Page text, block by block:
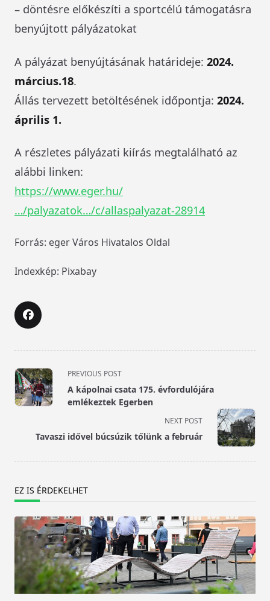
– döntésre előkészíti a sportcélú támogatásra
benyújtott pályázatokat
A pályázat benyújtásának határideje: 2024.
március.18.
Állás tervezett betöltésének időpontja: 2024.
április 1.
A részletes pályázati kiírás megtalálható az
alábbi linken:
https://www.eger.hu/
…/palyazatok…/c/allaspalyazat-28914
Forrás: eger Város Hivatalos Oldal
Indexkép: Pixabay
<span
class="nav-
subtitle
PREVIOUS POST
A kápolnai csata 175. évfordulójára
emlékeztek Egerben
NEXT POST
Tavaszi idővel búcsúzik tőlünk a február
EZ IS ÉRDEKELHET